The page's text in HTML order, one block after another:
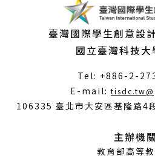
臺灣國際學生創意設
國立臺灣科技大
Tel: +886-2-
E-mail:
106335 臺北市大安區基隆路4
主辦機關
教育部高等